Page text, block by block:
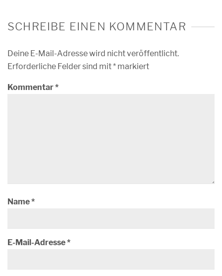
SCHREIBE EINEN KOMMENTAR
Deine E-Mail-Adresse wird nicht veröffentlicht.
Erforderliche Felder sind mit* markiert
Kommentar*
Name*
E-Mail-Adresse*